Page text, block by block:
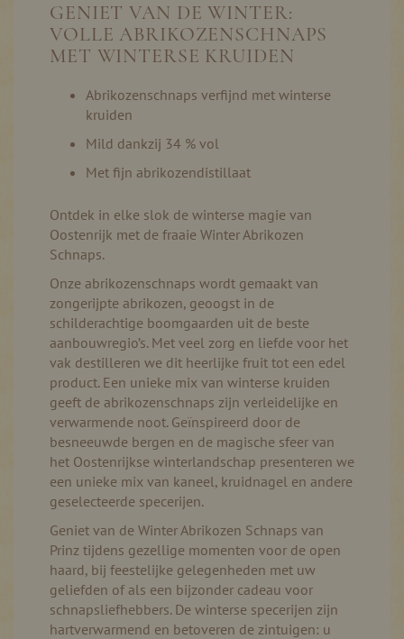
GENIET VAN DE WINTER:
VOLLE ABRIKOZENSCHNAPS
MET WINTERSE KRUIDEN
Abrikozenschnaps verfijnd met winterse
kruiden
Mild dankzij 34 % vol
Met fijn abrikozendistillaat
Ontdek in elke slok de winterse magie van
Oostenrijk met de fraaie Winter Abrikozen
Schnaps.
Onze abrikozenschnaps wordt gemaakt van
zongerijpte abrikozen, geoogst in de
schilderachtige boomgaarden uit de beste
aanbouwregio’s. Met veel zorg en liefde voor het
vak destilleren we dit heerlijke fruit tot een edel
product. Een unieke mix van winterse kruiden
geeft de abrikozenschnaps zijn verleidelijke en
verwarmende noot. Geïnspireerd door de
besneeuwde bergen en de magische sfeer van
het Oostenrijkse winterlandschap presenteren we
een unieke mix van kaneel, kruidnagel en andere
geselecteerde specerijen.
Geniet van de Winter Abrikozen Schnaps van
Prinz tijdens gezellige momenten voor de open
haard, bij feestelijke gelegenheden met uw
geliefden of als een bijzonder cadeau voor
schnapsliefhebbers. De winterse specerijen zijn
hartverwarmend en betoveren de zintuigen: u